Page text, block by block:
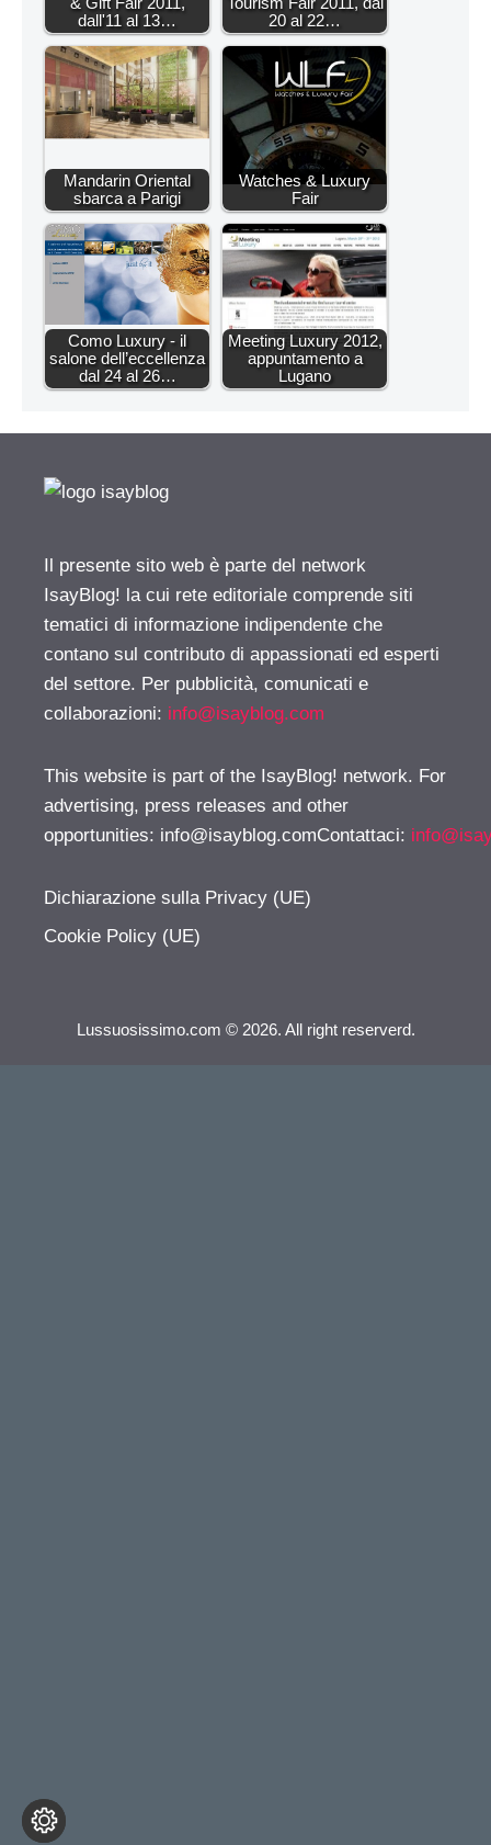
dall'11 al 13…
20 al 22…
Mandarin Oriental
sbarca a Parigi
Watches & Luxury
Fair
Como Luxury - il
salone dell’eccellenza
dal 24 al 26…
Meeting Luxury 2012,
appuntamento a
Lugano
Il presente sito web è parte del network
IsayBlog! la cui rete editoriale comprende siti
tematici di informazione indipendente che
contano sul contributo di appassionati ed esperti
del settore. Per pubblicità, comunicati e
collaborazioni: info@isayblog.com
This website is part of the IsayBlog! network. For
advertising, press releases and other
opportunities: info@isayblog.comContattaci:
Dichiarazione sulla Privacy (UE)
Cookie Policy (UE)
Lussuosissimo.com © 2026. All right reserverd.